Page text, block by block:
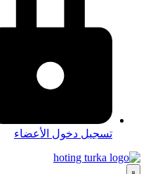
تسجيل دخول الأعضاء